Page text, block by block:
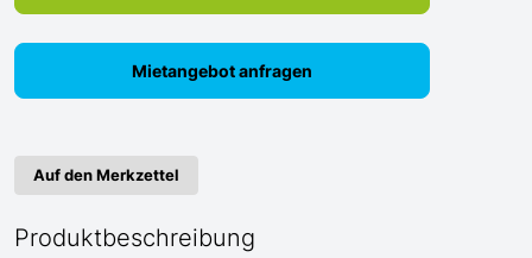
Mietangebot anfragen
Auf den Merkzettel
Produktbeschreibung